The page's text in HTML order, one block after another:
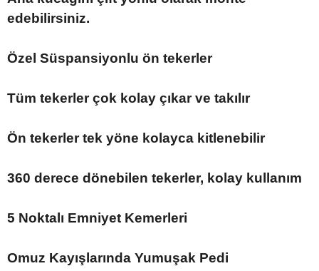
edebilirsiniz.
Özel Süspansiyonlu ön tekerler
Tüm tekerler çok kolay çıkar ve takılır
Ön tekerler tek yöne kolayca kitlenebilir
360 derece dönebilen tekerler, kolay kullanım
5 Noktalı Emniyet Kemerleri
Omuz Kayışlarında Yumuşak Pedi